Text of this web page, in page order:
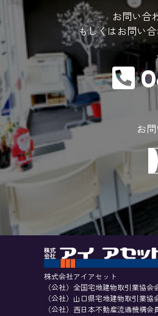
お問い合
もしくはお問い
お
株式会社アイアセット
（公社）全国宅地建物取引業協会
（公社）山口県宅地建物取引業協
（公社）西日本不動産流通機構会